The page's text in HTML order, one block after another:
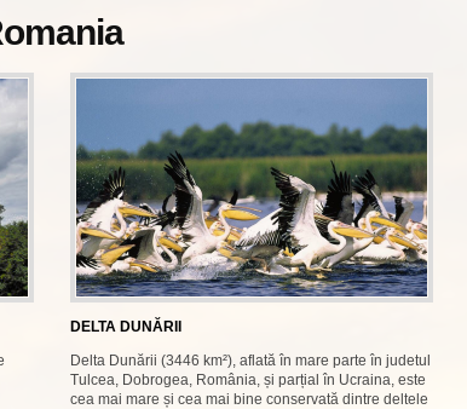
DELTA DUNĂRII
Delta Dunării (3446 km²), aflată în mare parte în judetul
Tulcea, Dobrogea, România, și parțial în Ucraina, este
cea mai mare și cea mai bine conservată dintre deltele